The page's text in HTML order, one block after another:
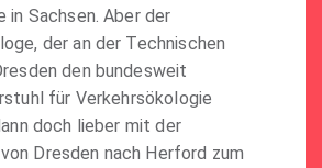
in Sachsen. Aber der
der an der Technischen
den bundesweit
für Verkehrsökologie
doch lieber mit der
Dresden nach Herford zum